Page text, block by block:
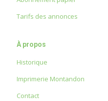
Tarifs des annonces
À propos
Historique
Imprimerie Montandon
Contact